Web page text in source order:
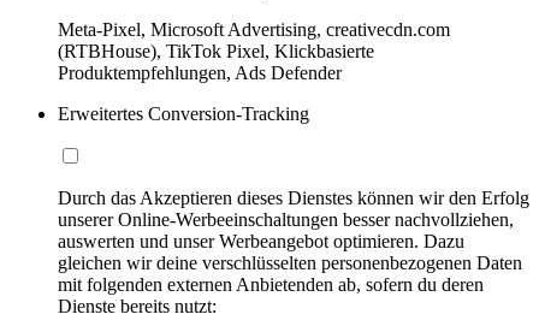
Meta-Pixel, Microsoft Advertising, creativecdn.com
(RTBHouse), TikTok Pixel, Klickbasierte
Produktempfehlungen, Ads Defender
Erweitertes Conversion-Tracking
Durch das Akzeptieren dieses Dienstes können wir den Erfolg
unserer Online-Werbeeinschaltungen besser nachvollziehen,
auswerten und unser Werbeangebot optimieren. Dazu
gleichen wir deine verschlüsselten personenbezogenen Daten
mit folgenden externen Anbietenden ab, sofern du deren
Dienste bereits nutzt: